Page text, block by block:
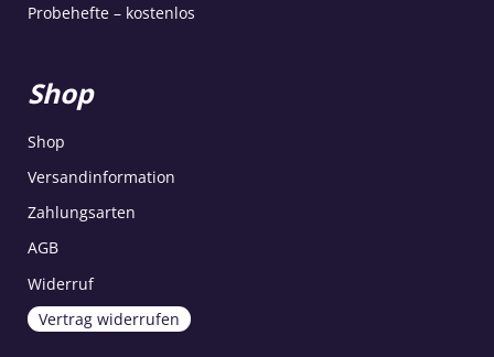
Probehefte – kostenlos
Shop
Shop
Versandinformation
Zahlungsarten
AGB
Widerruf
Vertrag widerrufen